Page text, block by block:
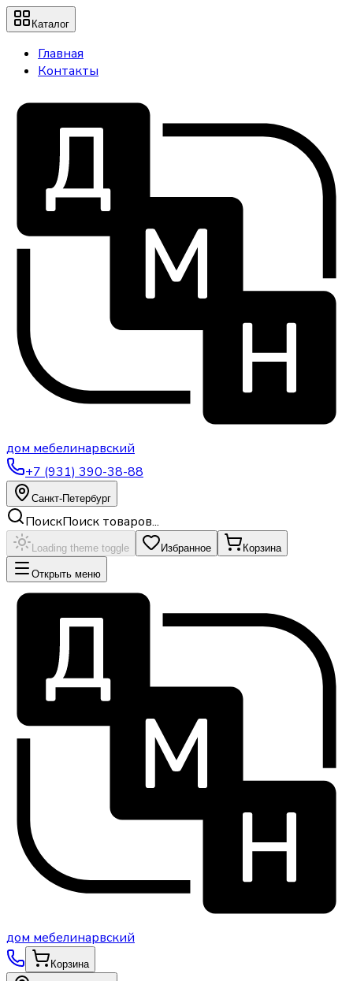
Каталог
Главная
Контакты
дом мебелинарвский
+7 (931) 390-38-88
Санкт-Петербург
ПоискПоиск товаров...
Loading theme toggle Избранное Корзина
Открыть меню
дом мебелинарвский
Корзина